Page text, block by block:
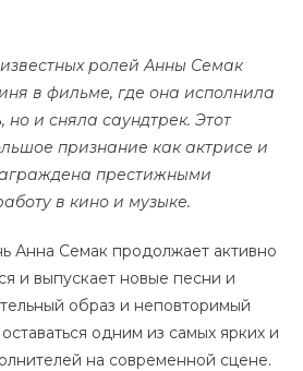
ролей Анны Семак
в фильме, где она исполнила
но и сняла саундтрек. Этот
признание как актрисе и
престижными
в кино и музыке.
Анна Семак продолжает активно
и выпускает новые песни и
образ и неповторимый
одним из самых ярких и
на современной сцене.